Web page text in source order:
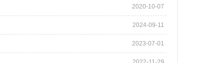
2020-10-07
2024-09-11
2023-07-01